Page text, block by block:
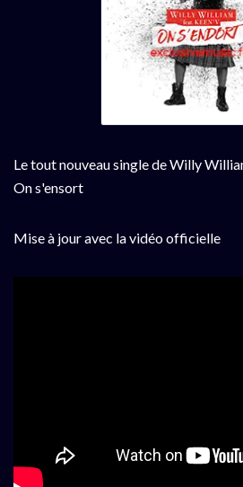
Le tout nouveau single de Willy
On s'ensort
Mise à jour avec la vidéo officielle